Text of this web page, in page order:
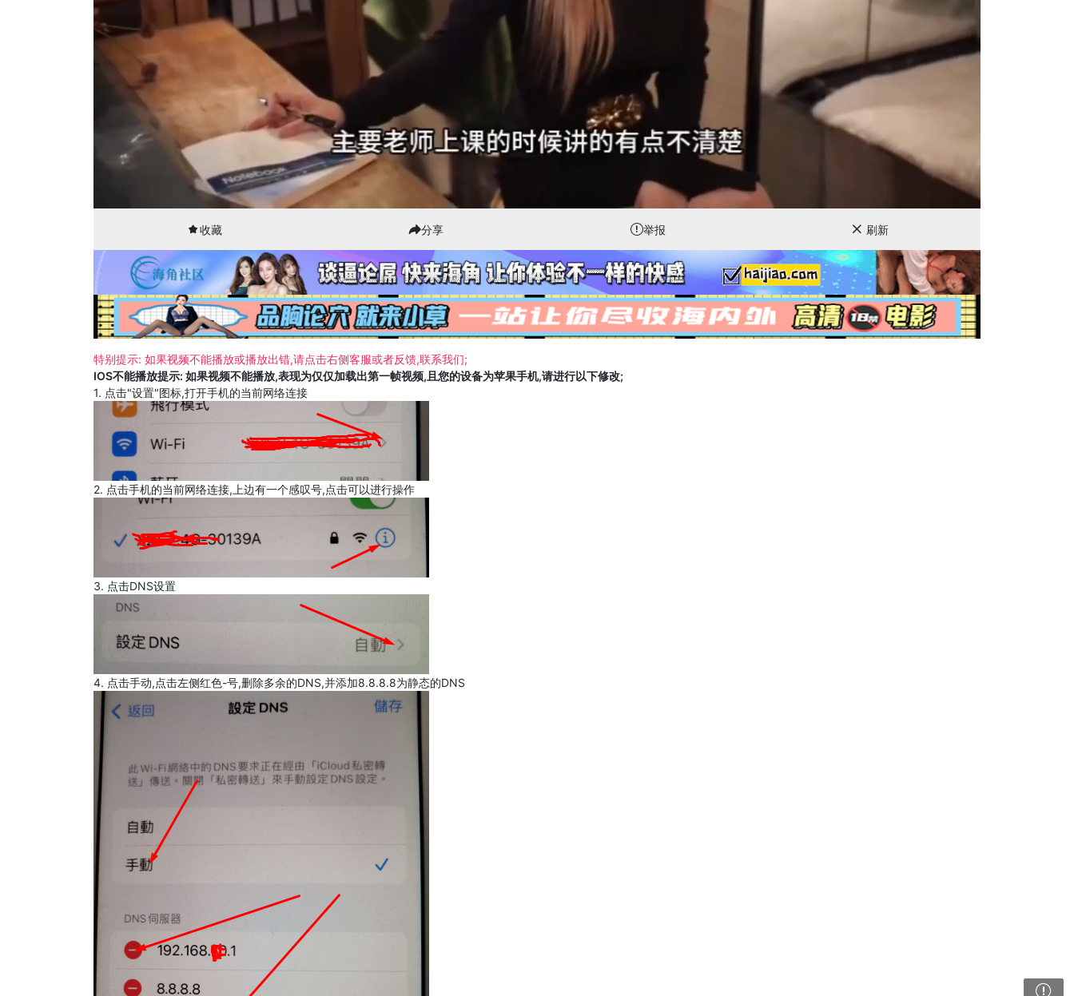
00:15
收藏 分享 举报 刷新
特别提示: 如果视频不能播放或播放出错,请点击右侧客服或者反馈,联系我们;
IOS不能播放提示: 如果视频不能播放,表现为仅仅加载出第一帧视频,且您的设备为苹果手机,请进行以下修改;
1. 点击"设置"图标,打开手机的当前网络连接
2. 点击手机的当前网络连接,上边有一个感叹号,点击可以进行操作
3. 点击DNS设置
4. 点击手动,点击左侧红色-号,删除多余的DNS,并添加8.8.8.8为静态的DNS